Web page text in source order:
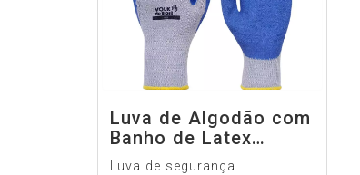
Luva de Algodão com
Banho de Latex
Corrugado Grip
Luva de segurança